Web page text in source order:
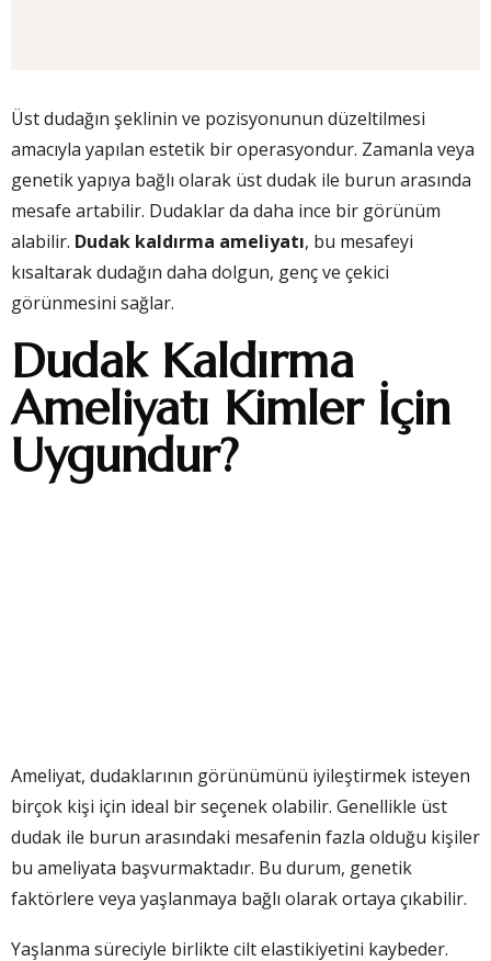
Üst dudağın şeklinin ve pozisyonunun düzeltilmesi
amacıyla yapılan estetik bir operasyondur. Zamanla veya
genetik yapıya bağlı olarak üst dudak ile burun arasında
mesafe artabilir. Dudaklar da daha ince bir görünüm
alabilir. Dudak kaldırma ameliyatı, bu mesafeyi
kısaltarak dudağın daha dolgun, genç ve çekici
görünmesini sağlar.
Dudak Kaldırma
Ameliyatı Kimler İçin
Uygundur?
Ameliyat, dudaklarının görünümünü iyileştirmek isteyen
birçok kişi için ideal bir seçenek olabilir. Genellikle üst
dudak ile burun arasındaki mesafenin fazla olduğu kişiler
bu ameliyata başvurmaktadır. Bu durum, genetik
faktörlere veya yaşlanmaya bağlı olarak ortaya çıkabilir.
Yaşlanma süreciyle birlikte cilt elastikiyetini kaybeder.